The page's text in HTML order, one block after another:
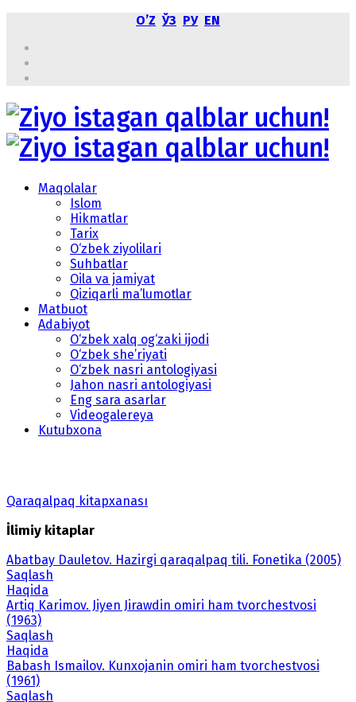
OʼZ ЎЗ РУ EN
Maqolalar
Islom
Hikmatlar
Tarix
O‘zbek ziyolilari
Suhbatlar
Oila va jamiyat
Qiziqarli ma’lumotlar
Matbuot
Adabiyot
O‘zbek xalq og‘zaki ijodi
O‘zbek she’riyati
O‘zbek nasri antologiyasi
Jahon nasri antologiyasi
Eng sara asarlar
Videogalereya
Kutubxona
Qaraqalpaq kitapxanası
İlimiy kitaplar
Abatbay Dauletov. Hazirgi qaraqalpaq tili. Fonetika (2005)
Saqlash
Haqida
Artiq Karimov. Jiyen Jirawdin omiri ham tvorchestvosi
(1963)
Saqlash
Haqida
Babash Ismailov. Kunxojanin omiri ham tvorchestvosi
(1961)
Saqlash